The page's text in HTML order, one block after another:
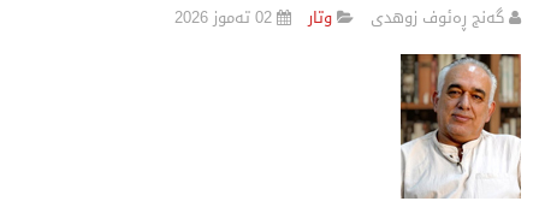
گەنج ڕەئوف زوهدی وتار 02 تەموز 2026